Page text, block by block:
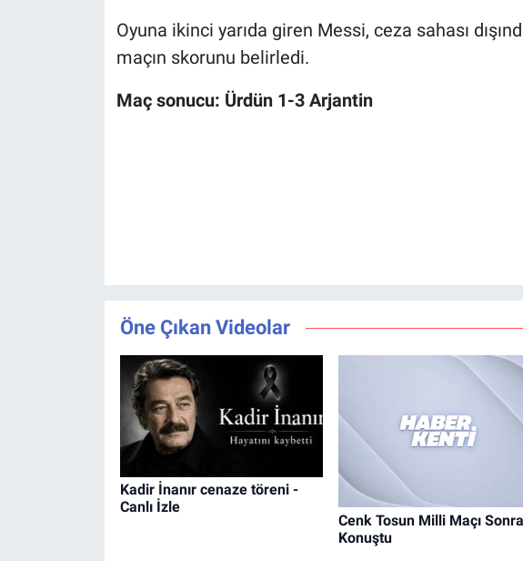
Oyuna ikinci yarıda giren Messi, ceza sahası
maçın skorunu belirledi.
Maç sonucu: Ürdün 1-3 Arjantin
Öne Çıkan Videolar
Kadir İnanır cenaze töreni -
Canlı İzle
Cenk Tosun Milli Maçı
Konuştu